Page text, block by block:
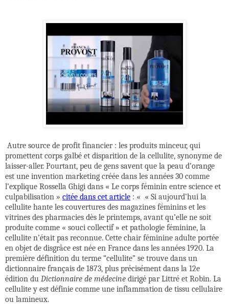
Autre source de profit financier : les produits minceur, qui
promettent corps galbé et disparition de la cellulite, synonyme de
laisser-aller. Pourtant, peu de gens savent que la peau d’orange
est une invention marketing créée dans les années 30 comme
l’explique Rossella Ghigi dans « Le corps féminin entre science et
culpabilisation » citée dans cet article : « « Si aujourd’hui la
cellulite hante les couvertures des magazines féminins et les
vitrines des pharmacies dès le printemps, avant qu’elle ne soit
produite comme « souci collectif » et pathologie féminine, la
cellulite n’était pas reconnue. Cette chair féminine adulte portée
en objet de disgrâce est née en France dans les années 1920. La
première définition du terme “cellulite” se trouve dans un
dictionnaire français de 1873, plus précisément dans la 12e
édition du Dictionnaire de médecine dirigé par Littré et Robin. La
cellulite y est définie comme une inflammation de tissu cellulaire
ou lamineux.